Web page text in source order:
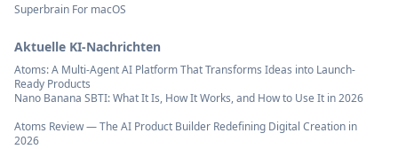
Superbrain For macOS
Aktuelle KI-Nachrichten
Atoms: A Multi-Agent AI Platform That Transforms Ideas into Launch-
Ready Products
Nano Banana SBTI: What It Is, How It Works, and How to Use It in 2026
Atoms Review — The AI Product Builder Redefining Digital Creation in
2026